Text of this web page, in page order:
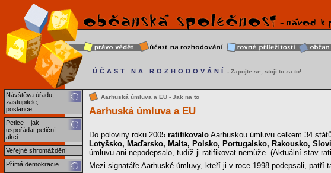
Návštěva úřadu,
zastupitele,
poslance
Petice – jak
uspořádat petiční
akci
Veřejné shromáždění
Přímá demokracie
ÚČAST NA ROZHODOVÁNÍ
- Zapojte se, stojí to za to!
Aarhuská úmluva a EU - Jak na to
Aarhuská úmluva a EU
Do poloviny roku 2005 ratifikovalo Aarhuskou úmluvu celkem 34
Lotyšsko, Maďarsko, Malta, Polsko, Portugalsko, Rakousko,
úmluvu ani nepodepsalo, tudíž ji ratifikovat nemůže. (Aktuální stav
Mezi signatáře Aarhuské úmluvy, kteří ji v roce 1998 podepsali, patří